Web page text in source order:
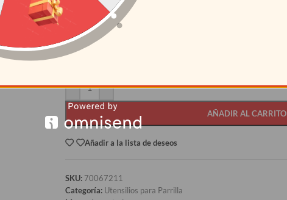
CANTIDAD
12+
AÑADIR AL CARRITO
Añadir a la lista de deseos
SKU: 70067211
Categoría: Utensilios para Parrilla